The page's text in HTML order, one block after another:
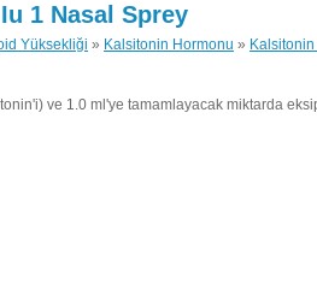
1 Nasal Sprey
Yüksekliği » Kalsitonin Hormonu »
ve 1.0 ml'ye tamamlayacak miktarda